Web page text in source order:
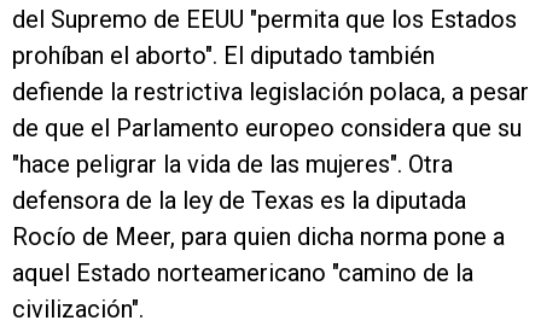
del Supremo de EEUU "permita que los Estados
prohíban el aborto". El diputado también
defiende la restrictiva legislación polaca, a pesar
de que el Parlamento europeo considera que su
"hace peligrar la vida de las mujeres". Otra
defensora de la ley de Texas es la diputada
Rocío de Meer, para quien dicha norma pone a
aquel Estado norteamericano "camino de la
civilización".